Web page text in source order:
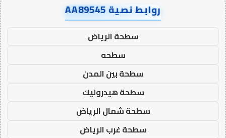
روابط نصية AA89545
سطحة الرياض
سطحه
سطحة بين المدن
سطحة هيدروليك
سطحة شمال الرياض
سطحة غرب الرياض